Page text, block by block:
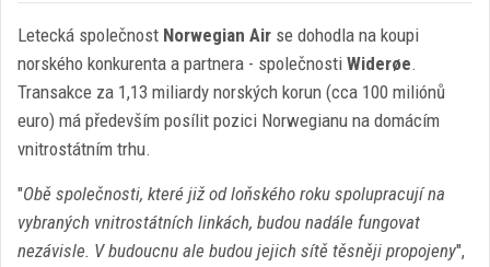
Letecká společnost Norwegian Air se dohodla na koupi
norského konkurenta a partnera - společnosti Widerøe.
Transakce za 1,13 miliardy norských korun (cca 100 miliónů
euro) má především posílit pozici Norwegianu na domácím
vnitrostátním trhu.
"Obě společnosti, které již od loňského roku spolupracují na
vybraných vnitrostátních linkách, budou nadále fungovat
nezávisle. V budoucnu ale budou jejich sítě těsněji propojeny",